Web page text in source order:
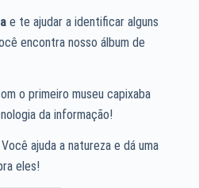
e te ajudar a identificar alguns
encontra nosso álbum de
o primeiro museu capixaba
da informação!
ajuda a natureza e dá uma
eles!